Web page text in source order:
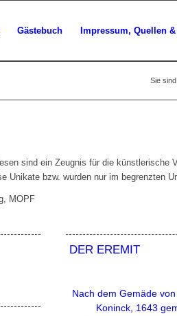
Gästebuch Impressum, Quellen
Sie
sind ein Zeugnis für die künstlerische
Unikate bzw. wurden nur im begrenzten
MOPF
DER EREMIT
Nach dem Gemäde
Koninck, 1643